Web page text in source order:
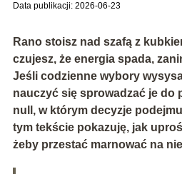
Data publikacji: 2026-06-23
Rano stoisz nad szafą z
czujesz, że energia spada,
Jeśli codzienne wybory
nauczyć się sprowadzać je do
null , w którym decyzje
tym tekście pokazuję, jak
żeby przestać marnować na